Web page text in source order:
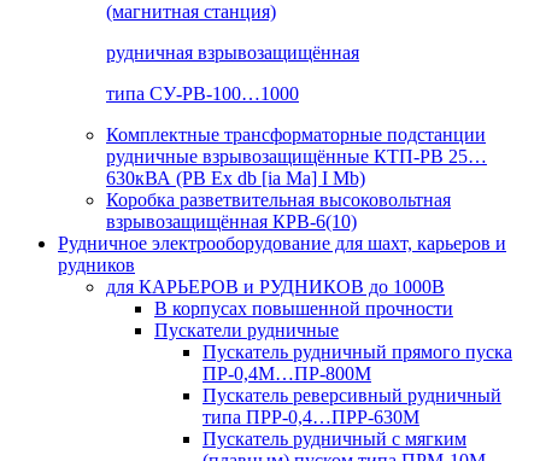
(магнитная станция)
рудничная взрывозащищённая
типа СУ-РВ-100…1000
Комплектные трансформаторные подстанции
рудничные взрывозащищённые КТП-РВ 25…
630кВА (РВ Ex db [ia Ma] I Mb)
Коробка разветвительная высоковольтная
взрывозащищённая КРВ-6(10)
Рудничное электрооборудование для шахт, карьеров и
рудников
для КАРЬЕРОВ и РУДНИКОВ до 1000В
В корпусах повышенной прочности
Пускатели рудничные
Пускатель рудничный прямого пуска
ПР-0,4М…ПР-800М
Пускатель реверсивный рудничный
типа ПРР-0,4…ПРР-630М
Пускатель рудничный с мягким